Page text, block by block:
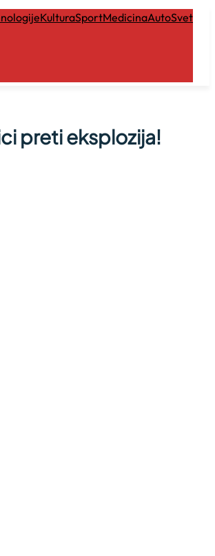
KulturaSportMedicinaAutoSvet
preti eksplozija!